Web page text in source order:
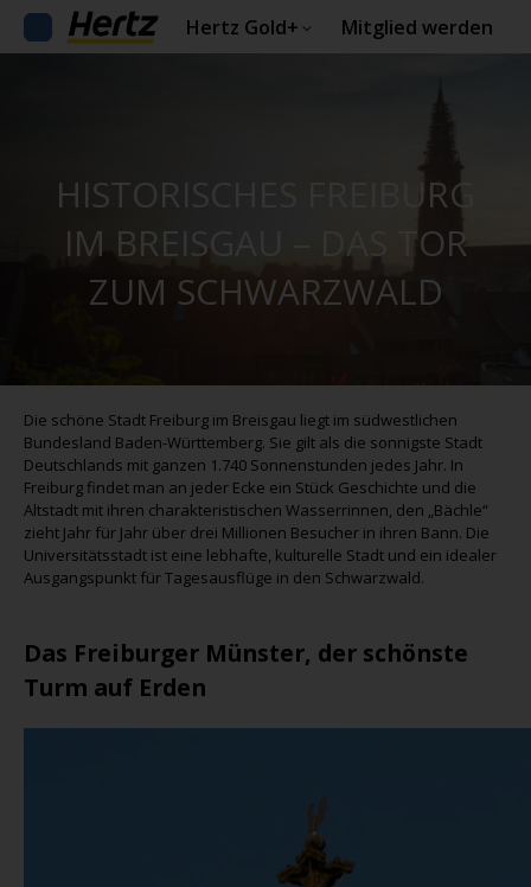
Hertz Gold+ Mitglied werden
HISTORISCHES FREIBURG
IM BREISGAU – DAS TOR
ZUM SCHWARZWALD
Die schöne Stadt Freiburg im Breisgau liegt im südwestlichen
Bundesland Baden-Württemberg. Sie gilt als die sonnigste Stadt
Deutschlands mit ganzen 1.740 Sonnenstunden jedes Jahr. In
Freiburg findet man an jeder Ecke ein Stück Geschichte und die
Altstadt mit ihren charakteristischen Wasserrinnen, den „Bächle“
zieht Jahr für Jahr über drei Millionen Besucher in ihren Bann. Die
Universitätsstadt ist eine lebhafte, kulturelle Stadt und ein idealer
Ausgangspunkt für Tagesausflüge in den Schwarzwald.
Das Freiburger Münster, der schönste
Turm auf Erden